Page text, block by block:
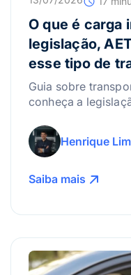
O que é carga
legislação,
esse tipo de
Guia sobre
conheça a
Henrique
Saiba mais